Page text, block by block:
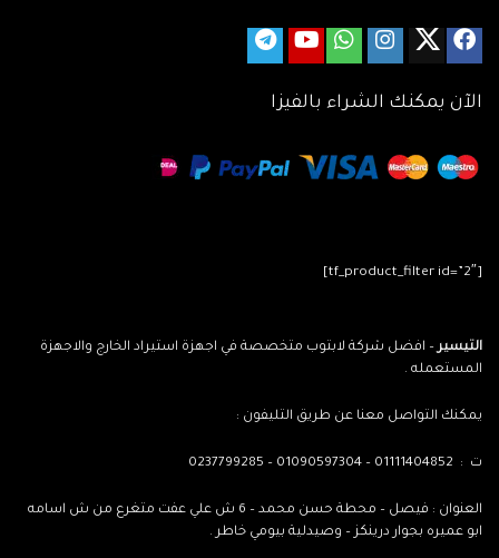
الآن يمكنك الشراء بالفيزا
[tf_product_filter id=”2″]
التيسير– افضل شركة لابتوب متخصصة في اجهزة استيراد الخارج والاجهزة
المستعمله .
يمكنك التواصل معنا عن طريق التليفون :
ت : 01111404852 – 01090597304 – 0237799285
العنوان : فيصل – محطة حسن محمد – 6 ش علي عفت متغرع من ش اسامه
ابو عميره بجوار درينكز – وصيدلية بيومي خاطر .